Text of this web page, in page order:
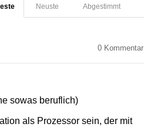
Abgestimmt
Neuste
0 Kommentar
sowas beruflich)
als Prozessor sein, der mit